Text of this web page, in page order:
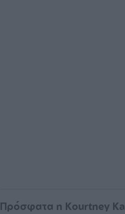
Πρόσφατα η Kourtney